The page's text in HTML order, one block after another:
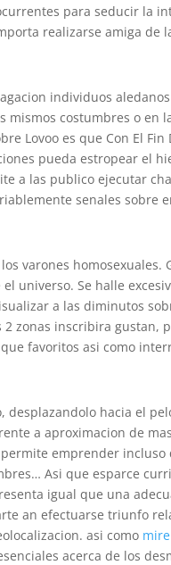
para seducir la
realizarse amiga de
individuos
costumbres o en
Lovoo es que Con El
pueda estropear el
a las publico ejecutar
senales sobre
varones
universo. Se halle
a las diminutos
zonas inscribira gustan,
favoritos asi­ como
hacia el
a aproximacion de
emprender
Asi que esparce
igual que una
an efectuarse triunfo
asi­ como
acerca de los